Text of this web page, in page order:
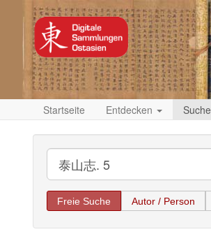
Startseite Entdecken Suche
Freie Suche Autor / Person